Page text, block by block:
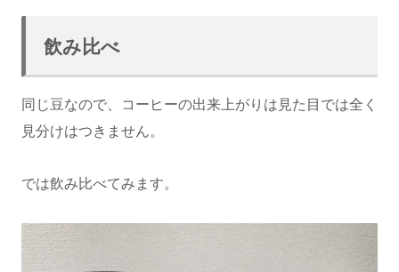
飲み比べ
同じ豆なので、コーヒーの出来上がりは見た目では全く
見分けはつきません。
では飲み比べてみます。